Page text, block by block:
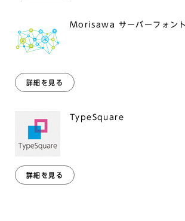
Morisawa サーバーフォン
詳細を見る
TypeSquare
詳細を見る